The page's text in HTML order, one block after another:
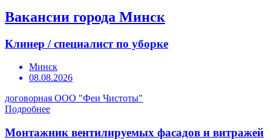
Вакансии города Минск
Клинер / специалист по уборке
Минск
08.08.2026
договорная ООО "Феи Чистоты"
Подробнее
Монтажник вентилируемых фасадов и витражей